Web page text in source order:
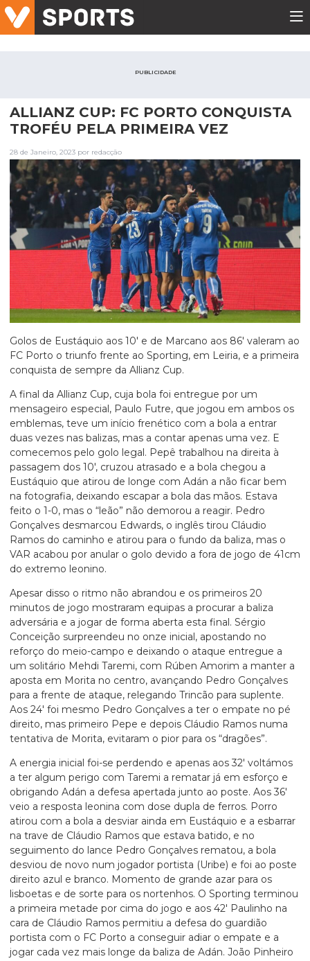
PUBLICIDADE
ALLIANZ CUP: FC PORTO CONQUISTA
TROFÉU PELA PRIMEIRA VEZ
28 de Janeiro, 2023 por redacção
Golos de Eustáquio aos 10′ e de Marcano aos 86′ valeram ao
FC Porto o triunfo frente ao Sporting, em Leiria, e a primeira
conquista de sempre da Allianz Cup.
A final da Allianz Cup, cuja bola foi entregue por um
mensageiro especial, Paulo Futre, que jogou em ambos os
emblemas, teve um início frenético com a bola a entrar
duas vezes nas balizas, mas a contar apenas uma vez. E
comecemos pelo golo legal. Pepê trabalhou na direita à
passagem dos 10′, cruzou atrasado e a bola chegou a
Eustáquio que atirou de longe com Adán a não ficar bem
na fotografia, deixando escapar a bola das mãos. Estava
feito o 1-0, mas o “leão” não demorou a reagir. Pedro
Gonçalves desmarcou Edwards, o inglês tirou Cláudio
Ramos do caminho e atirou para o fundo da baliza, mas o
VAR acabou por anular o golo devido a fora de jogo de 41cm
do extremo leonino.
Apesar disso o ritmo não abrandou e os primeiros 20
minutos de jogo mostraram equipas a procurar a baliza
adversária e a jogar de forma aberta esta final. Sérgio
Conceição surpreendeu no onze inicial, apostando no
reforço do meio-campo e deixando o ataque entregue a
um solitário Mehdi Taremi, com Rúben Amorim a manter a
aposta em Morita no centro, avançando Pedro Gonçalves
para a frente de ataque, relegando Trincão para suplente.
Aos 24′ foi mesmo Pedro Gonçalves a ter o empate no pé
direito, mas primeiro Pepe e depois Cláudio Ramos numa
tentativa de Morita, evitaram o pior para os “dragões”.
A energia inicial foi-se perdendo e apenas aos 32′ voltámos
a ter algum perigo com Taremi a rematar já em esforço e
obrigando Adán a defesa apertada junto ao poste. Aos 36′
veio a resposta leonina com dose dupla de ferros. Porro
atirou com a bola a desviar ainda em Eustáquio e a esbarrar
na trave de Cláudio Ramos que estava batido, e no
seguimento do lance Pedro Gonçalves rematou, a bola
desviou de novo num jogador portista (Uribe) e foi ao poste
direito azul e branco. Momento de grande azar para os
lisboetas e de sorte para os nortenhos. O Sporting terminou
a primeira metade por cima do jogo e aos 42′ Paulinho na
cara de Cláudio Ramos permitiu a defesa do guardião
portista com o FC Porto a conseguir adiar o empate e a
jogar cada vez mais longe da baliza de Adán. João Pinheiro